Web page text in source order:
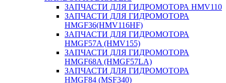
ЗАПЧАСТИ ДЛЯ ГИДРОМОТОРА HMV110
ЗАПЧАСТИ ДЛЯ ГИДРОМОТОРА
HMGF36(HMV116HF)
ЗАПЧАСТИ ДЛЯ ГИДРОМОТОРА
HMGF57A (HMV155)
ЗАПЧАСТИ ДЛЯ ГИДРОМОТОРА
HMGF68A (HMGF57LA)
ЗАПЧАСТИ ДЛЯ ГИДРОМОТОРА
HMGF84 (MSF340)